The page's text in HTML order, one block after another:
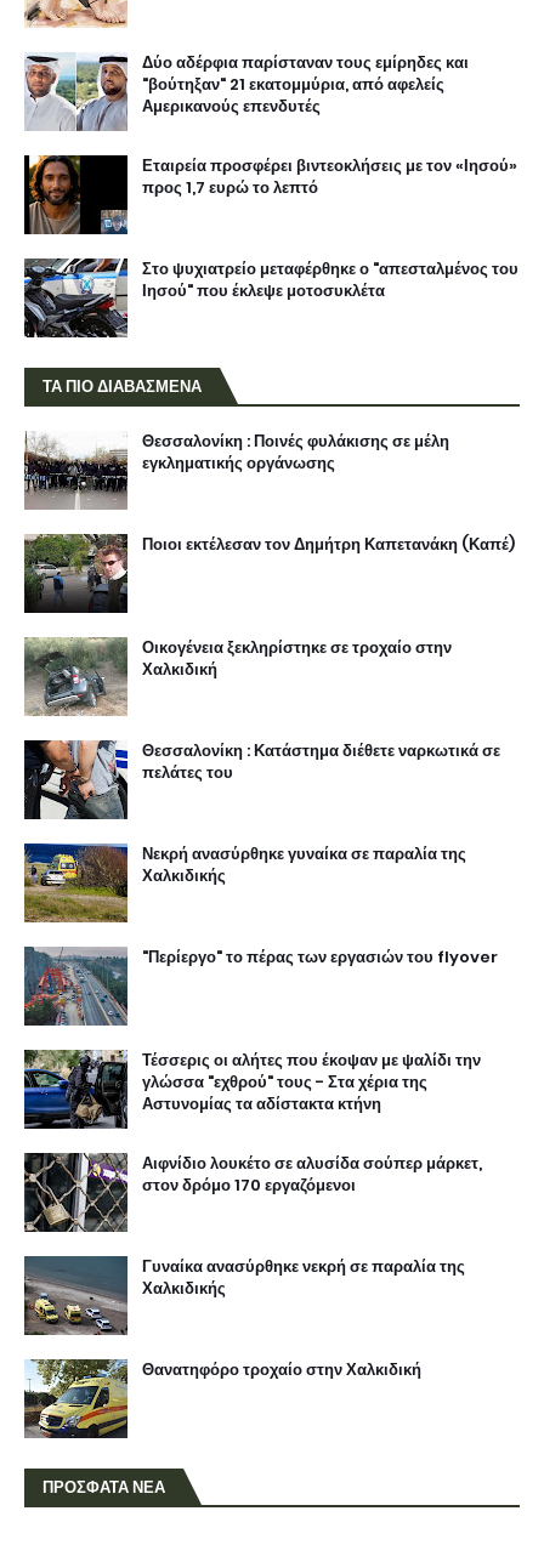
Δύο αδέρφια παρίσταναν τους εμίρηδες και
"βούτηξαν" 21 εκατομμύρια, από αφελείς
Αμερικανούς επενδυτές
Εταιρεία προσφέρει βιντεοκλήσεις με τον «Ιησού»
προς 1,7 ευρώ το λεπτό
Στο ψυχιατρείο μεταφέρθηκε ο "απεσταλμένος του
Ιησού" που έκλεψε μοτοσυκλέτα
ΤΑ ΠΙΟ ΔΙΑΒΑΣΜΕΝΑ
Θεσσαλονίκη : Ποινές φυλάκισης σε μέλη
εγκληματικής οργάνωσης
Ποιοι εκτέλεσαν τον Δημήτρη Καπετανάκη (Καπέ)
Οικογένεια ξεκληρίστηκε σε τροχαίο στην
Χαλκιδική
Θεσσαλονίκη : Κατάστημα διέθετε ναρκωτικά σε
πελάτες του
Νεκρή ανασύρθηκε γυναίκα σε παραλία της
Χαλκιδικής
"Περίεργο" το πέρας των εργασιών του flyover
Τέσσερις οι αλήτες που έκοψαν με ψαλίδι την
γλώσσα "εχθρού" τους - Στα χέρια της
Αστυνομίας τα αδίστακτα κτήνη
Αιφνίδιο λουκέτο σε αλυσίδα σούπερ μάρκετ,
στον δρόμο 170 εργαζόμενοι
Γυναίκα ανασύρθηκε νεκρή σε παραλία της
Χαλκιδικής
Θανατηφόρο τροχαίο στην Χαλκιδική
ΠΡΟΣΦΑΤΑ ΝΕΑ